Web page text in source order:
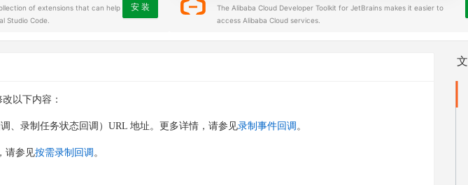
of extensions that can help
Studio Code.
安 装
The Alibaba Cloud Developer Toolkit for JetBrains makes it easier to
access Alibaba Cloud services.
以下内容：
、录制任务状态回调）URL 地址。更多详情，请参见录制事件回调 。
请参见按需录制回调 。